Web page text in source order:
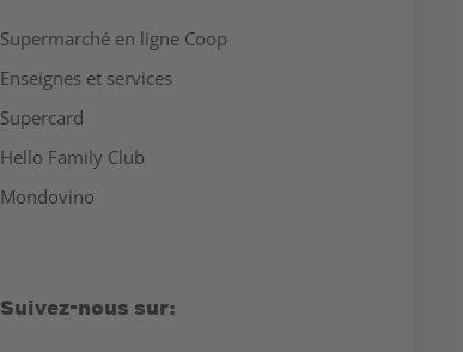
Supermarché en ligne Coop
Enseignes et services
Supercard
Hello Family Club
Mondovino
Suivez-nous sur: